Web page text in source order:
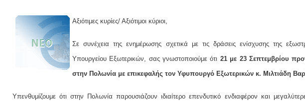
Αξιότιμες κυρίες/ Αξιότιμοι κύριοι,
Σε συνέχεια της ενημέρωσης σχετικά με τις δράσεις ενίσχυσης της
Υπουργείου Εξωτερικών, σας γνωστοποιούμε ότι 21 με 23 Σεπτεμβρίου
στην Πολωνία με επικεφαλής τον Υφυπουργό Εξωτερικών κ. Μιλτιάδη
Υπενθυμίζουμε ότι στην Πολωνία παρουσιάζουν ιδιαίτερο επενδυτικό ενδιαφέρον και